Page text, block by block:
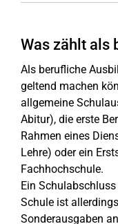
Was zählt als
Als berufliche
geltend machen
allgemeine
Abitur), die erste
Rahmen eines
Lehre) oder ein
Fachhochschule.
Ein
Schule ist
Sonderausgaben